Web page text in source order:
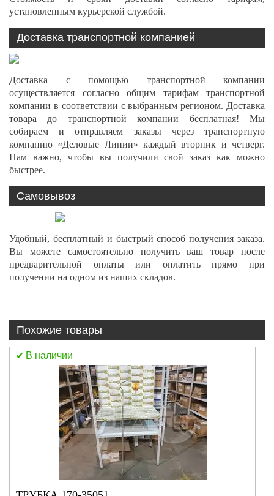
установленным курьерской службой.
Доставка транспортной компанией
Доставка с помощью транспортной компании
осуществляется согласно общим тарифам транспортной
компании в соответствии с выбранным регионом. Доставка
товара до транспортной компании бесплатная! Мы
собираем и отправляем заказы через транспортную
компанию «Деловые Линии» каждый вторник и четверг.
Нам важно, чтобы вы получили свой заказ как можно
быстрее.
Самовывоз
Удобный, бесплатный и быстрый способ получения заказа.
Вы можете самостоятельно получить ваш товар после
предварительной оплаты или оплатить прямо при
получении на одном из наших складов.
Похожие товары
В наличии